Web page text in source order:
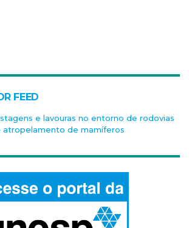
FEED
e lavouras no entorno de rodovias
atropelamento de mamíferos